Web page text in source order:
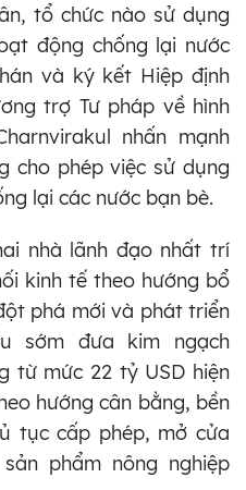
tổ chức nào sử dụng
động chống lại nước
và ký kết Hiệp định
trợ Tư pháp về hình
nhấn mạnh
cho phép việc sử dụng
lại các nước bạn bè.
nhà lãnh đạo nhất trí
kinh tế theo hướng bổ
phá mới và phát triển
sớm đưa kim ngạch
từ mức 22 tỷ USD hiện
hướng cân bằng, bền
tục cấp phép, mở cửa
phẩm nông nghiệp